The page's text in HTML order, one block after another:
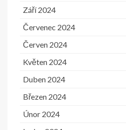
Září 2024
Červenec 2024
Červen 2024
Květen 2024
Duben 2024
Březen 2024
Únor 2024